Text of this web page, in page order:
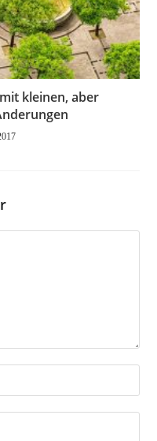
kleinen, aber